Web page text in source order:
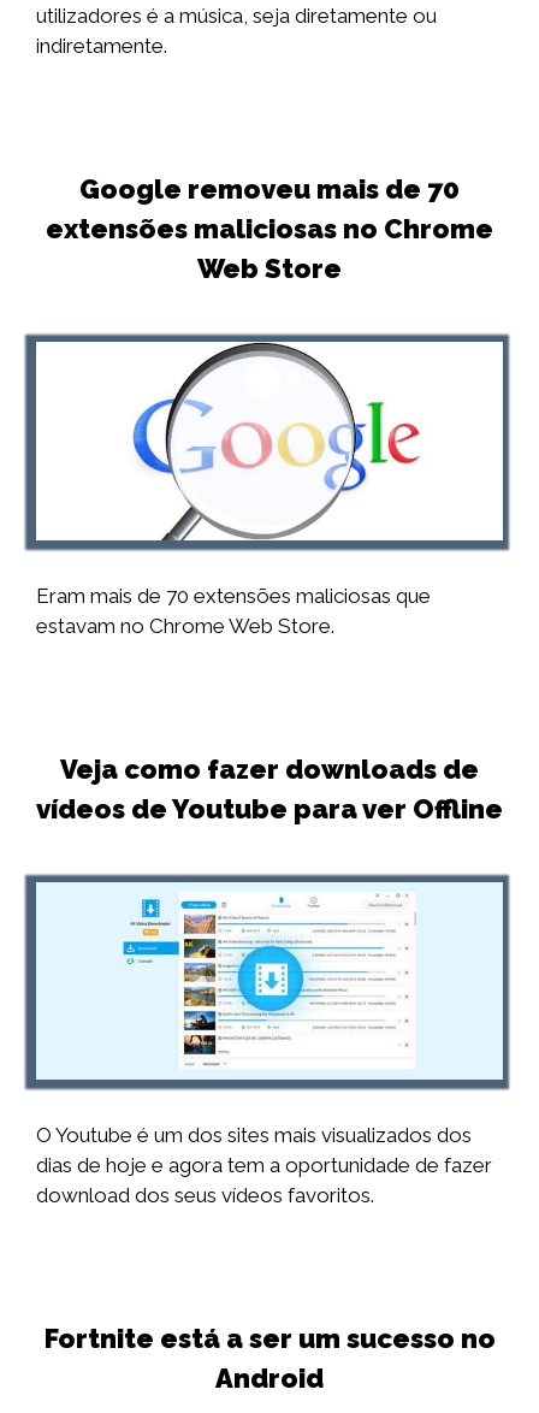
utilizadores é a música, seja diretamente ou
indiretamente.
Google removeu mais de 70
extensões maliciosas no Chrome
Web Store
Eram mais de 70 extensões maliciosas que
estavam no Chrome Web Store.
Veja como fazer downloads de
vídeos de Youtube para ver Offline
O Youtube é um dos sites mais visualizados dos
dias de hoje e agora tem a oportunidade de fazer
download dos seus vídeos favoritos.
Fortnite está a ser um sucesso no
Android